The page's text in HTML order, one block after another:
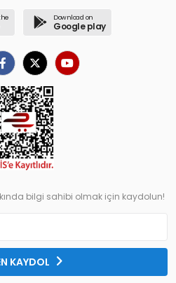
Download on
Google play
bilgi sahibi olmak için kaydolun!
KAYDOL